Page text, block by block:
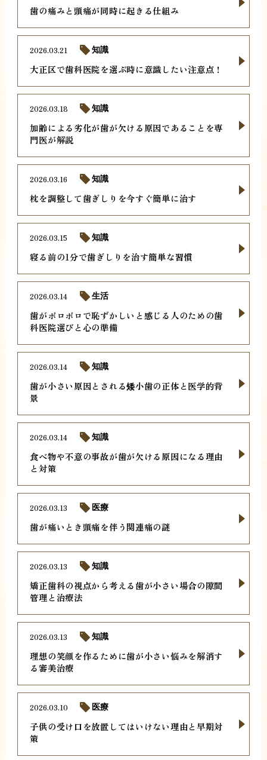
歯の痛みと頭痛が同時に起きる仕組み
大正区で歯科医院を選ぶ時に意識したい注意点！
2026.03.21 知識
加齢による劣化が歯が欠ける原因であることを専
門医が解説
2026.03.18 知識
枕を調整して歯ぎしりを今すぐ簡単に治す
2026.03.16 知識
寝る前の1分で歯ぎしりを治す簡単な習慣
2026.03.15 知識
歯がボロボロで恥ずかしいと感じる人のための歯
科医院選びと心の準備
2026.03.14 生活
歯が小さい原因とされる矮小歯の正体と医学的背
景
2026.03.14 知識
食べ物や不意の事故が歯が欠ける原因になる理由
と対策
2026.03.14 知識
歯が痛いとき頭痛を伴う関連痛の謎
2026.03.13 医療
矯正歯科の視点から考える歯が小さい場合の隙間
管理と治療法
2026.03.13 知識
理想の笑顔を作るために歯が小さい悩みを解消す
る審美治療
2026.03.13 知識
子供の受け口を放置してはいけない理由と早期対
策
2026.03.10 医療